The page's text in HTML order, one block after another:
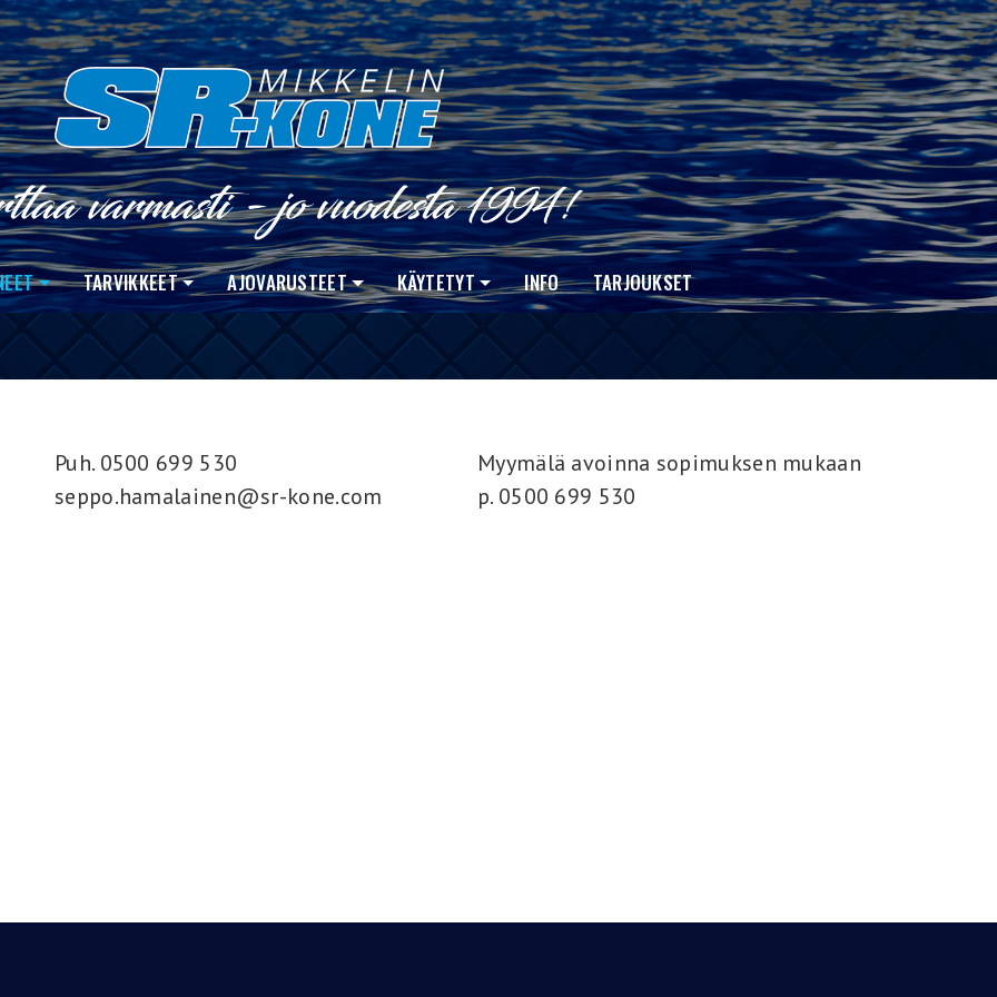
TARVIKKEET AJOVARUSTEET KÄYTETYT INFO TARJOUKSET
Puh. 0500 699 530
seppo.hamalainen@sr-kone.com
Myymälä avoinna sopimuksen mukaan
p. 0500 699 530